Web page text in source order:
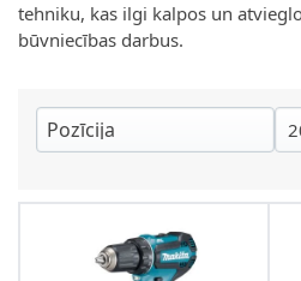
tehniku, kas ilgi kalpos un
būvniecības darbus.